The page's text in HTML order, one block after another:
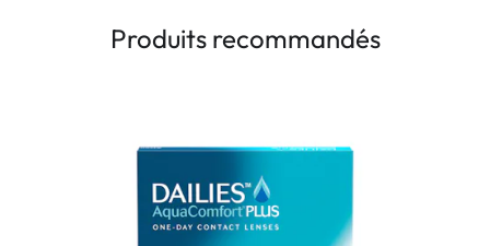
Produits recommandés